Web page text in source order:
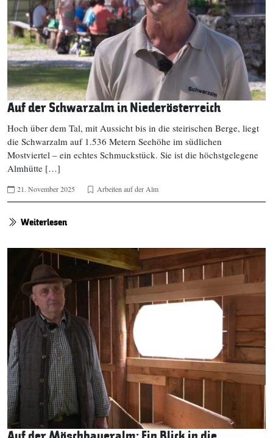
Auf der Schwarzalm in Niederösterreich
Hoch über dem Tal, mit Aussicht bis in die steirischen Berge, liegt
die Schwarzalm auf 1.536 Metern Seehöhe im südlichen
Mostviertel – ein echtes Schmuckstück. Sie ist die höchstgelegene
Almhütte […]
21. November 2025 Arbeiten auf der Alm
Weiterlesen